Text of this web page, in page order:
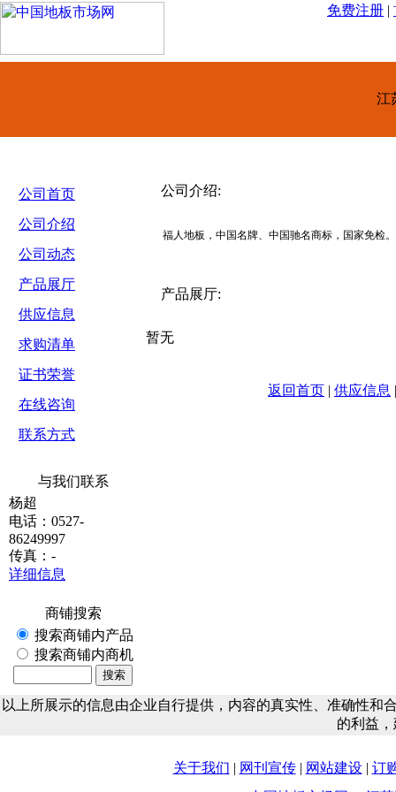
免费注册 |
江
公司首页
公司介绍
公司动态
产品展厅
供应信息
求购清单
证书荣誉
在线咨询
联系方式
与我们联系
杨超
电话：0527-
86249997
传真：-
详细信息
商铺搜索
搜索商铺内产品
搜索商铺内商机
公司介绍:
福人地板，中国名牌、中国驰名商标，国家免检。
产品展厅:
暂无
返回首页 | 供应信息
以上所展示的信息由企业自行提供，内容的真实性、准确性
的利益
关于我们 | 网刊宣传| 网站建设| 订